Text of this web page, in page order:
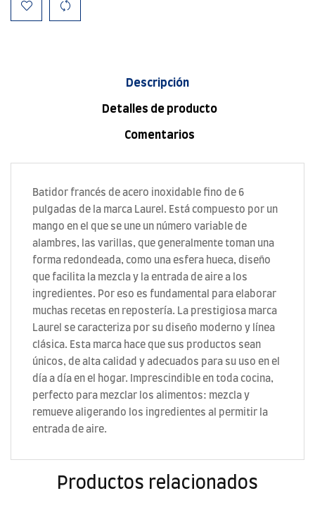
Descripción
Detalles de producto
Comentarios
Batidor francés de acero inoxidable fino de 6
pulgadas de la marca Laurel. Está compuesto por un
mango en el que se une un número variable de
alambres, las varillas, que generalmente toman una
forma redondeada, como una esfera hueca, diseño
que facilita la mezcla y la entrada de aire a los
ingredientes. Por eso es fundamental para elaborar
muchas recetas en repostería. La prestigiosa marca
Laurel se caracteriza por su diseño moderno y línea
clásica. Esta marca hace que sus productos sean
únicos, de alta calidad y adecuados para su uso en el
día a día en el hogar. Imprescindible en toda cocina,
perfecto para mezclar los alimentos: mezcla y
remueve aligerando los ingredientes al permitir la
entrada de aire.
Productos relacionados